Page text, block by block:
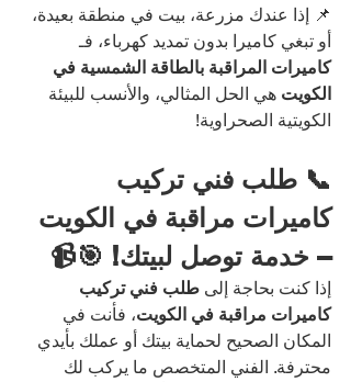
📌 إذا عندك مزرعة، بيت في منطقة بعيدة،
أو تبغي كاميرا بدون تمديد كهرباء، فـ
كاميرات المراقبة بالطاقة الشمسية في
الكويت هي الحل المثالي، والأنسب للبيئة
الكويتية الصحراوية!
📞 طلب فني تركيب
كاميرات مراقبة في الكويت
– خدمة توصل لبيتك! 🎯📹
إذا كنت بحاجة إلى طلب فني تركيب
كاميرات مراقبة في الكويت، فأنت في
المكان الصحيح لحماية بيتك أو عملك بأيدي
محترفة. الفني المتخصص ما يركب لك